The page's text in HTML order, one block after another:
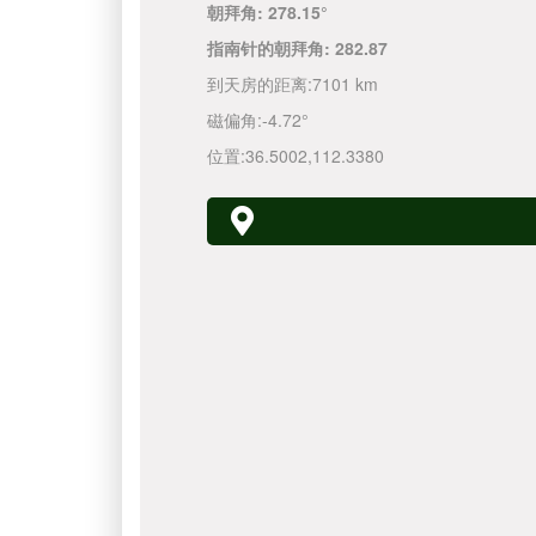
朝拜角: 278.15°
指南针的朝拜角: 282.87
到天房的距离:7101 km
磁偏角:-4.72°
位置:36.5002,112.3380